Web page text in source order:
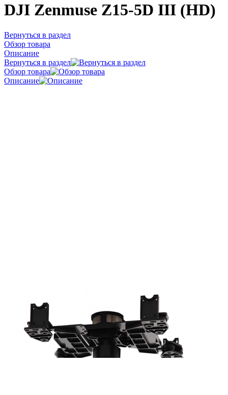
DJI Zenmuse Z15-5D III (HD)
Вернуться в раздел
Обзор товара
Описание
Вернуться в раздел
Обзор товара
Описание